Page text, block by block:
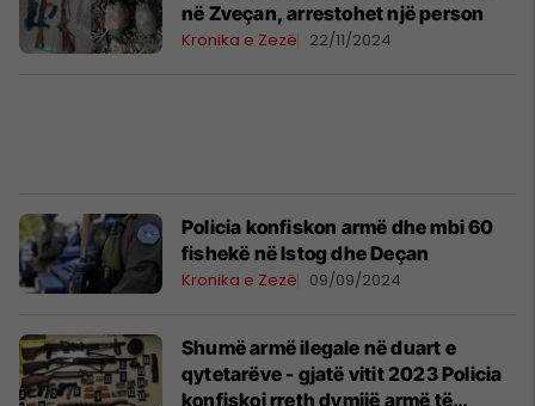
në Zveçan, arrestohet një person
Kronika e Zezë 22/11/2024
Policia konfiskon armë dhe mbi 60
fishekë në Istog dhe Deçan
Kronika e Zezë 09/09/2024
Shumë armë ilegale në duart e
qytetarëve - gjatë vitit 2023 Policia
konfiskoi rreth dymijë armë të